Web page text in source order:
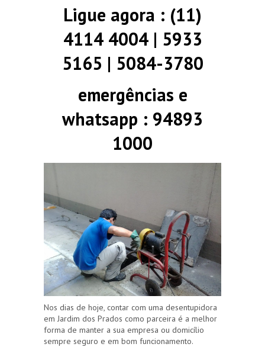
Ligue agora : (11)
4114 4004 | 5933
5165 | 5084-3780
emergências e
whatsapp : 94893
1000
Nos dias de hoje, contar com uma desentupidora
em Jardim dos Prados como parceira é a melhor
forma de manter a sua empresa ou domicílio
sempre seguro e em bom funcionamento.